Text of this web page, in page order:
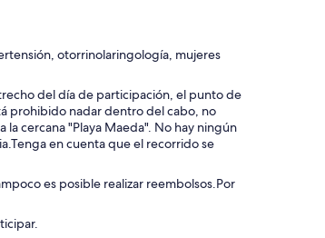
otorrinolaringología, mujeres
del día de participación, el punto de
prohibido nadar dentro del cabo, no
la cercana "Playa Maeda". No hay ningún
en cuenta que el recorrido se
es posible realizar reembolsos.Por